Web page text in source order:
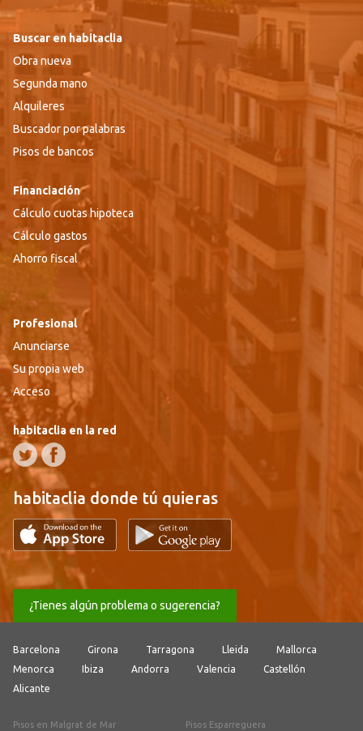
Buscar en habitaclia
Obra nueva
Segunda mano
Alquileres
Buscador por palabras
Pisos de bancos
Financiación
Cálculo cuotas hipoteca
Cálculo gastos
Ahorro fiscal
Profesional
Anunciarse
Su propia web
Acceso
habitaclia en la red
habitaclia donde tú quieras
¿Tienes algún problema o sugerencia?
Barcelona Girona Tarragona Lleida
Mallorca
Menorca
Ibiza Andorra Valencia
Castellón
Alicante
Pisos en Malgrat de Mar
Pisos Esparreguera